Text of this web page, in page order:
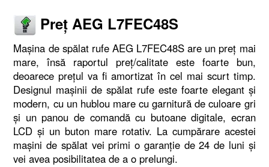
Preț AEG L7FEC48S
Mașina de spălat rufe AEG L7FEC48S are un preț mai
mare, însă raportul preț/calitate este foarte bun,
deoarece prețul va fi amortizat în cel mai scurt timp.
Designul mașinii de spălat rufe este foarte elegant și
modern, cu un hublou mare cu garnitură de culoare gri
și un panou de comandă cu butoane digitale, ecran
LCD și un buton mare rotativ. La cumpărare acestei
mașini de spălat vei primi o garanție de 24 de luni și
vei avea posibilitatea de a o prelungi.